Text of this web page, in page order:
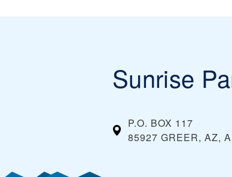
Sunrise
P.O. BOX 117
85927 GREER, AZ,